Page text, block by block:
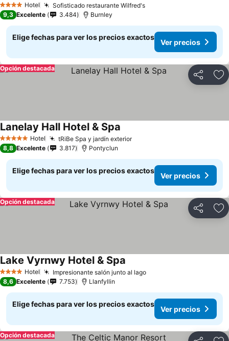
4 EstrellasHotel Sofisticado restaurante Wilfred's
9,3 Excelente 3.484 Burnley
Elige fechas para ver los precios exactos
Ver precios
Compartir
Opción destacada
5 Estrellas Hotel tRiBe Spa y jardín exterior
Lanelay Hall Hotel & Spa
8,8 Excelente 3.817 Pontyclun
Elige fechas para ver los precios exactos
Ver precios
Compartir
Opción destacada
4 EstrellasHotel Impresionante salón junto al lago
Lake Vyrnwy Hotel & Spa
8,6 Excelente 7.753 Llanfyllin
Elige fechas para ver los precios exactos
Ver precios
Opción destacada